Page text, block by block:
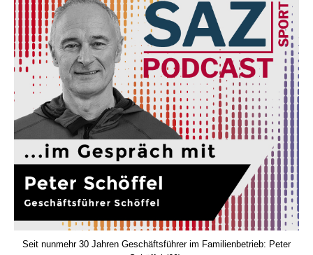
Seit nunmehr 30 Jahren Geschäftsführer im Familienbetrieb: Peter